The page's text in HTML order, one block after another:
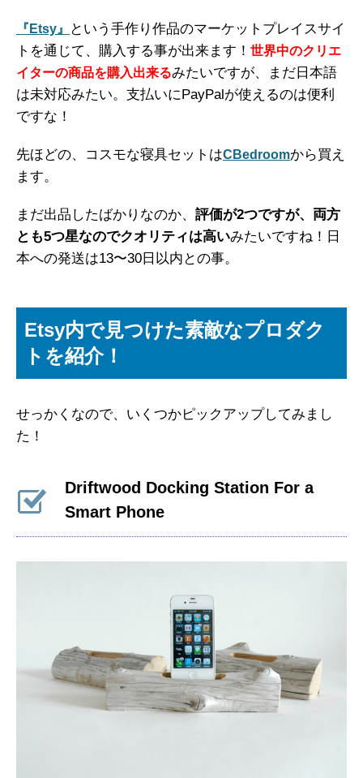
『Etsy』
という手作り作品のマーケットプレイスサイ
トを通じて、購入する事が出来ます！ 世界中のクリエ
イターの商品を購入出来るみたいですが、まだ日本語
は未対応みたい。支払いにPayPalが使えるのは便利
ですな！
先ほどの、コスモな寝具セットはCBedroomから買え
ます。
まだ出品したばかりなのか、 評価が2つですが、両方
とも5つ星なのでクオリティは高いみたいですね！日
本への発送は13〜30日以内との事。
Etsy内で見つけた素敵なプロダク
トを紹介！
せっかくなので、いくつかピックアップしてみまし
た！
Driftwood Docking Station For a
Smart Phone